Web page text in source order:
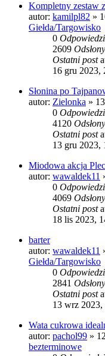
Kompletny zestaw
autor: kamilpl82 »
Giełda/Targowisko
0 Odpowiedzi
2609 Odsłony
Ostatni post
16 gru 2023,
Słonina po
autor: Zielonka »
0 Odpowiedzi
4120 Odsłony
Ostatni post
13 gru 2023,
Miodowa akcja
autor: wawaldek11
0 Odpowiedzi
4069 Odsłony
Ostatni post
18 lis 2023,
barter
autor: wawaldek11
Giełda/Targowisko
0 Odpowiedzi
2841 Odsłony
Ostatni post
13 wrz 2023,
Wata cukrowa
autor: pachol99 »
bezterminowe